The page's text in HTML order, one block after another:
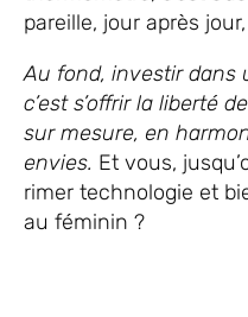
pareille, jour après
Au fond, investir dans
c’est s’offrir la liberté
sur mesure, en
envies. Et vous,
rimer technologie et
au féminin ?